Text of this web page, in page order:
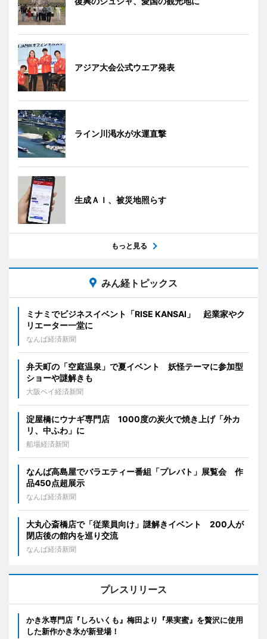
アジア大会公式ウエア発表
ライン川渇水が水運直撃
生成ＡＩ、被災地照らす
もっと見る
みん経トピックス
ミナミでビジネスイベント「RISE KANSAI」 起業家やク
リエーター一堂に
なんば経済新聞
弁天町の「空庭温泉」で夏イベント 妖怪テーマに参加型
ショーや謎解きも
大阪ベイ経済新聞
淀屋橋にウナギ専門店 1000度の炭火で焼き上げ「外カ
リ、中ふわ」に
船場経済新聞
なんば高島屋でバラエティー番組「プレバト」展覧会 作
品450点超展示
なんば経済新聞
大丸心斎橋店で「従業員向け」謎解きイベント 200人が
閉店後の館内を巡り交流
なんば経済新聞
プレスリリース
かき氷専門店『しろいくも』梅田より『果実蜜』を贅沢に使用
した新作かき氷が新登場！